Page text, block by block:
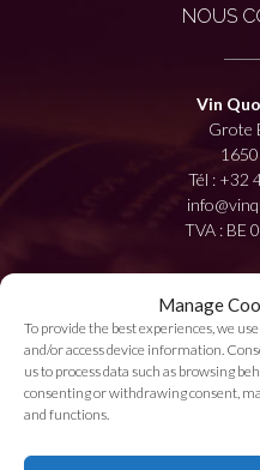
Manage
To provide the best experiences, we
and/or access device information.
us to process data such as browsing
consenting or withdrawing consent,
and functions.
NOUS
Vin
Grote
Tél : +32
TVA : BE
WIJ